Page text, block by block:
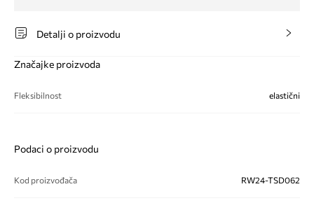
Detalji o proizvodu
Značajke proizvoda
Fleksibilnost elastični
Podaci o proizvodu
Kod proizvođača RW24-TSD062